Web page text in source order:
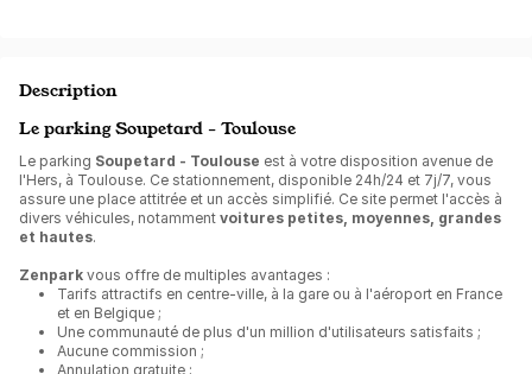
Description
Le parking Soupetard - Toulouse
Le parking Soupetard - Toulouse est à votre disposition avenue de
l'Hers, à Toulouse. Ce stationnement, disponible 24h/24 et 7j/7, vous
assure une place attitrée et un accès simplifié. Ce site permet l'accès à
divers véhicules, notamment voitures petites, moyennes, grandes
et hautes.
Zenpark vous offre de multiples avantages :
Tarifs attractifs en centre-ville, à la gare ou à l'aéroport en France
et en Belgique ;
Une communauté de plus d'un million d'utilisateurs satisfaits ;
Aucune commission ;
Annulation gratuite ;